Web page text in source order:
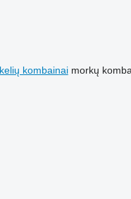
kombainai morkų